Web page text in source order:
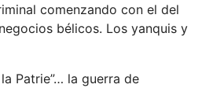
comenzando con el del
bélicos. Los yanquis y
Patrie”… la guerra de